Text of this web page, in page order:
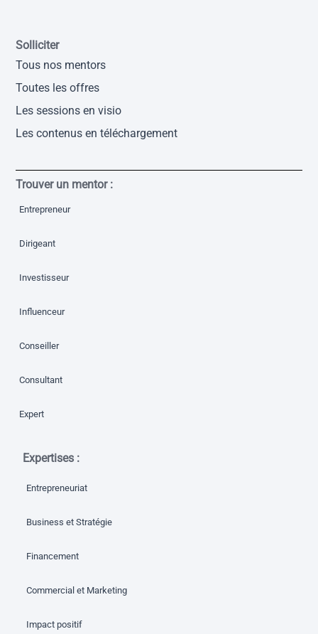
Solliciter
Tous nos mentors
Toutes les offres
Les sessions en visio
Les contenus en téléchargement
Trouver un mentor :
Entrepreneur
Dirigeant
Investisseur
Influenceur
Conseiller
Consultant
Expert
Expertises :
Entrepreneuriat
Business et Stratégie
Financement
Commercial et Marketing
Impact positif